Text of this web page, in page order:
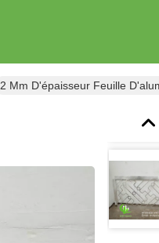
2 Mm D'épaisseur Feuille